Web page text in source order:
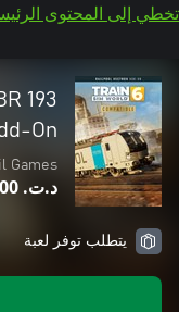
تخطي إلى المحتوى
193
On
Games
د.ت.‏ 45,000
يتطلب توفر لعبة